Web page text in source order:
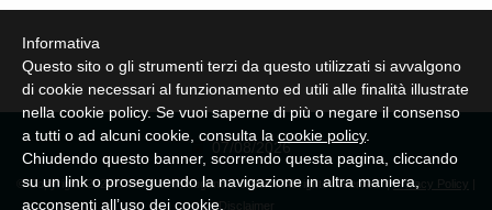
07/08/2026
© Copyright 2026 Classe 1953 Lugano e dintorni. All rights reserved. |Privacy Policy
Disclaimer
Informativa
Questo sito o gli strumenti terzi da questo utilizzati si avvalgono
di cookie necessari al funzionamento ed utili alle finalità illustrate
nella cookie policy. Se vuoi saperne di più o negare il consenso
a tutti o ad alcuni cookie, consulta la cookie policy.
Chiudendo questo banner, scorrendo questa pagina, cliccando
su un link o proseguendo la navigazione in altra maniera,
acconsenti all’uso dei cookie.